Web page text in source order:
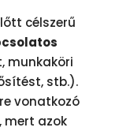
célszerű
munkaköri
stb.).
vonatkozó
mert azok